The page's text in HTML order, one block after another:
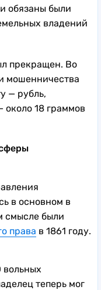
обязаны были
владений
прекращен. Во
мошенничества
— рубль,
около 18 граммов
в основном в
смысле были
права в 1861 году.
вольных
теперь мог